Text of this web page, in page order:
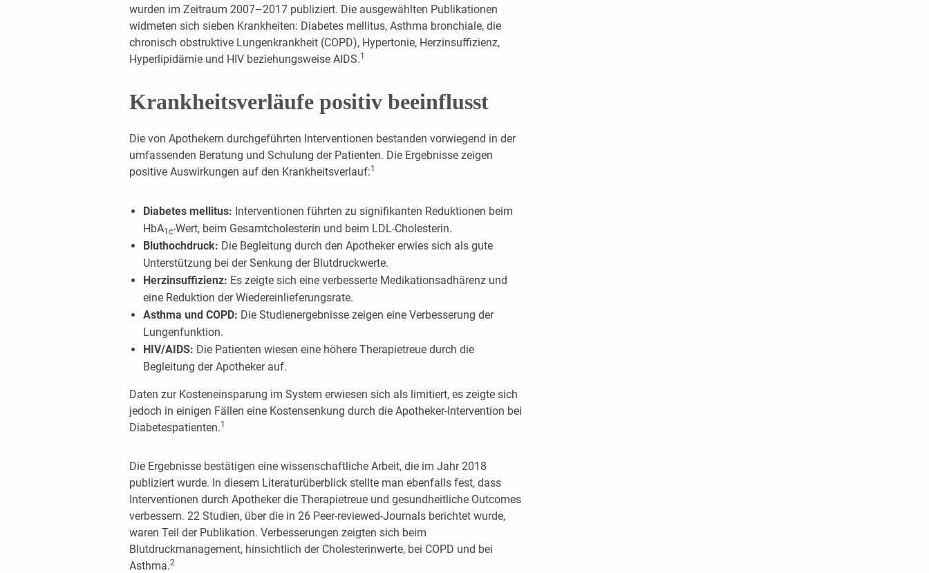
wurden im Zeitraum 2007–2017 publiziert. Die ausgewählten Publikationen
widmeten sich sieben Krankheiten: Diabetes mellitus, Asthma bronchiale, die
chronisch obstruktive Lungenkrankheit (COPD), Hypertonie, Herzinsuffizienz,
Hyperlipidämie und HIV beziehungsweise AIDS.1
Krankheitsverläufe positiv beeinflusst
Die von Apothekern durchgeführten Interventionen bestanden vorwiegend in der
umfassenden Beratung und Schulung der Patienten. Die Ergebnisse zeigen
positive Auswirkungen auf den Krankheitsverlauf:1
Diabetes mellitus: Interventionen führten zu signifikanten Reduktionen beim
HbA1c-Wert, beim Gesamtcholesterin und beim LDL-Cholesterin.
Bluthochdruck: Die Begleitung durch den Apotheker erwies sich als gute
Unterstützung bei der Senkung der Blutdruckwerte.
Herzinsuffizienz: Es zeigte sich eine verbesserte Medikationsadhärenz und
eine Reduktion der Wiedereinlieferungsrate.
Asthma und COPD: Die Studienergebnisse zeigen eine Verbesserung der
Lungenfunktion.
HIV/AIDS: Die Patienten wiesen eine höhere Therapietreue durch die
Begleitung der Apotheker auf.
Daten zur Kosteneinsparung im System erwiesen sich als limitiert, es zeigte sich
jedoch in einigen Fällen eine Kostensenkung durch die Apotheker-Intervention bei
Diabetespatienten.1
Die Ergebnisse bestätigen eine wissenschaftliche Arbeit, die im Jahr 2018
publiziert wurde. In diesem Literaturüberblick stellte man ebenfalls fest, dass
Interventionen durch Apotheker die Therapietreue und gesundheitliche Outcomes
verbessern. 22 Studien, über die in 26 Peer-reviewed-Journals berichtet wurde,
waren Teil der Publikation. Verbesserungen zeigten sich beim
Blutdruckmanagement, hinsichtlich der Cholesterinwerte, bei COPD und bei
Asthma.2